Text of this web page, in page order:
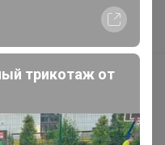
трикотаж от